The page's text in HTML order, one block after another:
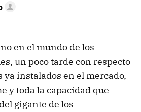
en el mundo de los
un poco tarde con respecto
ya instalados en el mercado,
y toda la capacidad que
gigante de los